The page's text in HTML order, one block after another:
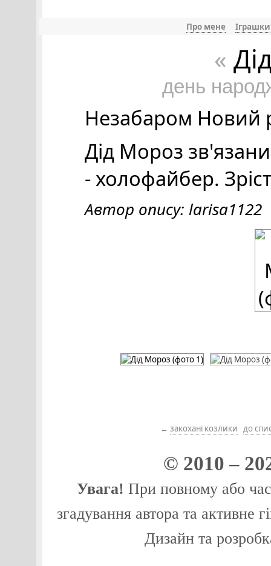
Про мене Іграшки
«
день
Незабаром Новий
Дід Мороз
- холофайбер.
Автор опису: larisa1122
← закохані козлики до
© 2010 –
Увага! При повному або
згадування автора та активне
Дизайн та